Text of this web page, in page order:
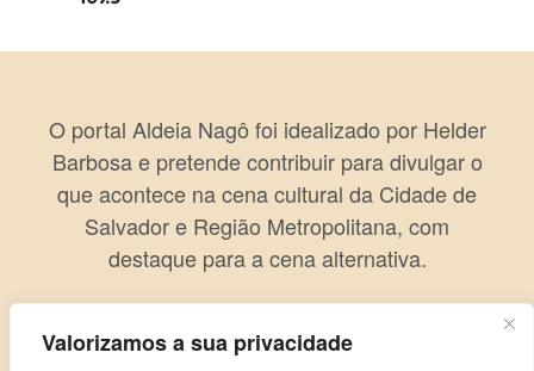
Valorizamos a sua privacidade
O portal Aldeia Nagô foi idealizado por Helder
Barbosa e pretende contribuir para divulgar o
que acontece na cena cultural da Cidade de
Salvador e Região Metropolitana, com
destaque para a cena alternativa.